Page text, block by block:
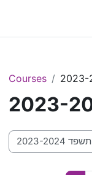
Courses
Course categories